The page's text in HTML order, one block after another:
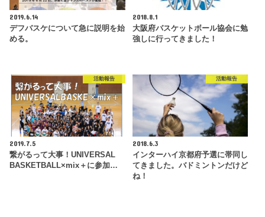
2019.6.14
デフバスケについて急に説明を始
める。
2018.8.1
大阪府バスケットボール協会に勉
強しに行ってきました！
活動報告
2019.7.5
繋がるって大事！UNIVERSAL
BASKETBALL×mix＋に参加…
活動報告
2018.6.3
インターハイ京都府予選に帯同し
てきました。バドミントンだけど
ね！